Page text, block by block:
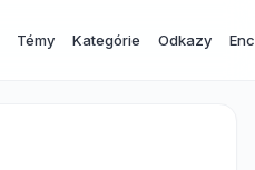
Témy Kategórie Odkazy